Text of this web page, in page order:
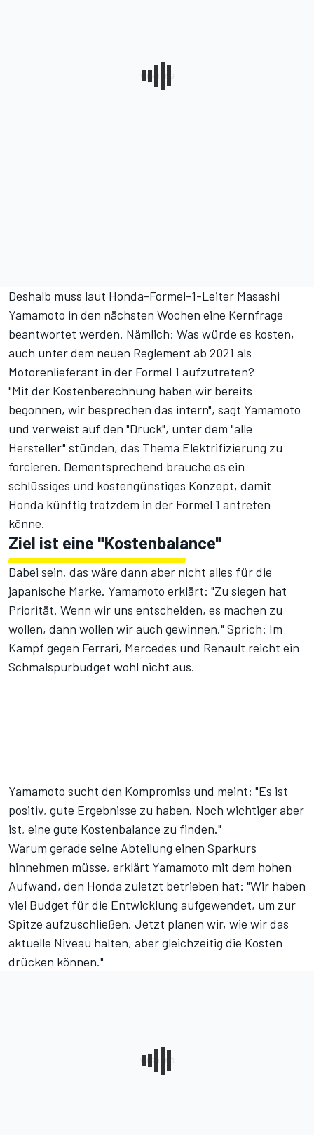
Deshalb muss laut Honda-Formel-1-Leiter Masashi
Yamamoto in den nächsten Wochen eine Kernfrage
beantwortet werden. Nämlich: Was würde es kosten,
auch unter dem neuen Reglement ab 2021 als
Motorenlieferant in der Formel 1 aufzutreten?
"Mit der Kostenberechnung haben wir bereits
begonnen, wir besprechen das intern", sagt Yamamoto
und verweist auf den "Druck", unter dem "alle
Hersteller" stünden, das Thema Elektrifizierung zu
forcieren. Dementsprechend brauche es ein
schlüssiges und kostengünstiges Konzept, damit
Honda künftig trotzdem in der Formel 1 antreten
könne.
Ziel ist eine "Kostenbalance"
Dabei sein, das wäre dann aber nicht alles für die
japanische Marke. Yamamoto erklärt: "Zu siegen hat
Priorität. Wenn wir uns entscheiden, es machen zu
wollen, dann wollen wir auch gewinnen." Sprich: Im
Kampf gegen Ferrari, Mercedes und Renault reicht ein
Schmalspurbudget wohl nicht aus.
Yamamoto sucht den Kompromiss und meint: "Es ist
positiv, gute Ergebnisse zu haben. Noch wichtiger aber
ist, eine gute Kostenbalance zu finden."
Warum gerade seine Abteilung einen Sparkurs
hinnehmen müsse, erklärt Yamamoto mit dem hohen
Aufwand, den Honda zuletzt betrieben hat: "Wir haben
viel Budget für die Entwicklung aufgewendet, um zur
Spitze aufzuschließen. Jetzt planen wir, wie wir das
aktuelle Niveau halten, aber gleichzeitig die Kosten
drücken können."